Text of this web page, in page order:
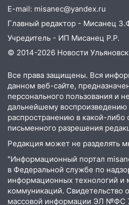
09:39 В Ульяновске
наркодилеров,
09:25 Вынесли
избившим мужчину в
08:27 Ульяновская
один из шести
в России
07:02 Жара отступит:
погода в Ульяновске
06:10
Двое мигрантов
06:00 Мертвеца
мешок и попытались
05:30 Астрологи
E-mail: misanec@yandex.ru
Главный редактор - Мисанец
Учредитель - ИП Мисанец Р.Р.
© 2014-2026 Новости
Все права защищены. Вся
данном веб-сайте,
персонального пользования и
дальнейшему воспроизведению
распространению в какой-либо
письменного разрешения
Редакция может не разделять
"Информационный портал
в Федеральной службе по
информационных технологий и
коммуникаций. Свидетельство
массовой информации ЭЛ №ФС